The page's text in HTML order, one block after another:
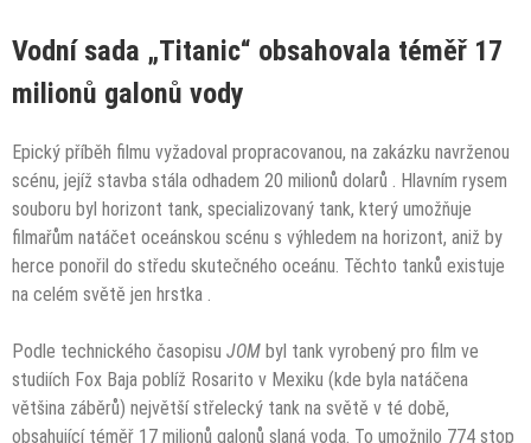
Vodní sada „Titanic“ obsahovala téměř 17
milionů galonů vody
Epický příběh filmu vyžadoval propracovanou, na zakázku navrženou
scénu, jejíž stavba stála odhadem 20 milionů dolarů . Hlavním rysem
souboru byl horizont tank, specializovaný tank, který umožňuje
filmařům natáčet oceánskou scénu s výhledem na horizont, aniž by
herce ponořil do středu skutečného oceánu. Těchto tanků existuje
na celém světě jen hrstka .
Podle technického časopisu JOM byl tank vyrobený pro film ve
studiích Fox Baja poblíž Rosarito v Mexiku (kde byla natáčena
většina záběrů) největší střelecký tank na světě v té době,
obsahující téměř 17 milionů galonů slaná voda. To umožnilo 774 stop